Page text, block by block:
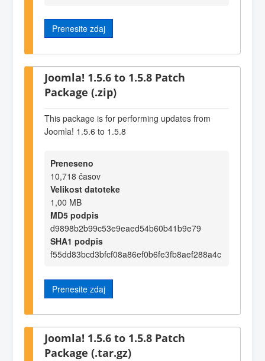
Prenesite zdaj
Joomla! 1.5.6 to 1.5.8 Patch
Package (.zip)
This package is for performing updates from
Joomla! 1.5.6 to 1.5.8
Preneseno
10,718 časov
Velikost datoteke
1,00 MB
MD5 podpis
d9898b2b99c53e9eaed54b60b41b9e79
SHA1 podpis
f55dd83bcd3bfcf08a86ef0b6fe3fb8aef288a4c
Prenesite zdaj
Joomla! 1.5.6 to 1.5.8 Patch
Package (.tar.gz)